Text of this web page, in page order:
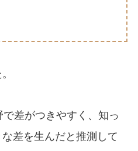
差がつきやすく、知っ
差を生んだと推測して